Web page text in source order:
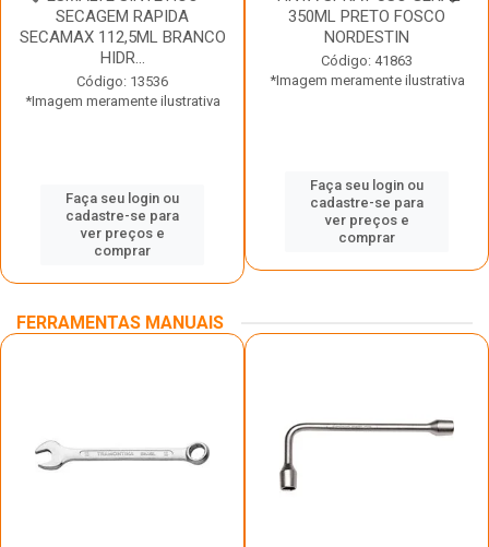
SECAGEM RAPIDA
SECAMAX 112,5ML BRANCO
HIDR...
Código: 13536
*Imagem meramente ilustrativa
Faça seu login ou
cadastre-se para
ver preços e
comprar
350ML PRETO FOSCO
NORDESTIN
Código: 41863
*Imagem meramente ilustrativa
Faça seu login ou
cadastre-se para
ver preços e
comprar
FERRAMENTAS MANUAIS